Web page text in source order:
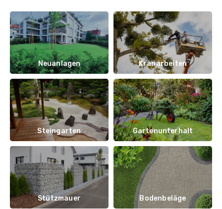
Neuanlagen Kranarbeiten
Steingarten Gartenunterhalt
Stützmauer Bodenbeläge